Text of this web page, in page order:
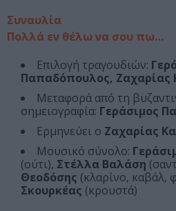
Συναυλία
Πολλά εν θέλω να σου πω…
Επιλογή τραγουδιών:
Παπαδόπουλος, Ζαχαρίας
Μεταφορά από τη
σημειογραφία: Γεράσιμος
Ερμηνεύει ο Ζαχαρίας
Moυσικό σύνολο:
(ούτι), Στέλλα Βαλάση
Θεοδόσης (κλαρίνο, καβάλ,
Σκουρκέας (κρουστά)